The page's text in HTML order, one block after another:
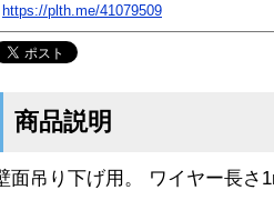
https://plth.me/41079509
商品説明
面吊り下げ用。 ワイヤー長さ